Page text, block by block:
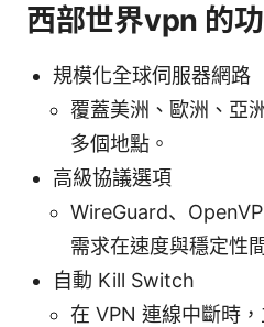
西部世界vpn 的
規模化全球伺服器網路
覆蓋美洲、歐洲、亞
多個地點。
高級協議選項
WireGuard、
需求在速度與穩定性
自動 Kill Switch
在 VPN 連線中斷時